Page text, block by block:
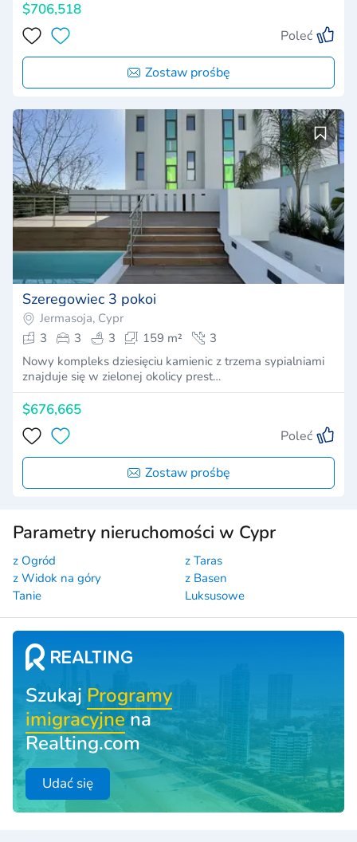
$706,518
Poleć
Zostaw prośbę
Szeregowiec 3 pokoi
Jermasoja, Cypr
3
3 3 159 m²
3
Nowy kompleks dziesięciu kamienic z trzema sypialniami
znajduje się w zielonej okolicy prest…
$676,665
Poleć
Zostaw prośbę
Parametry nieruchomości w Cypr
z Ogród
z Taras
z Widok na góry
z Basen
Tanie
Luksusowe
Szukaj Programy
imigracyjne na
Realting.com
Udać się